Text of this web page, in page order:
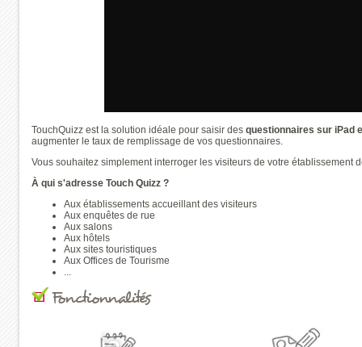
TouchQuizz est la solution idéale pour saisir des questionnaires sur iPad
augmenter le taux de remplissage de vos questionnaires.
Vous souhaitez simplement interroger les visiteurs de votre établissement
À qui s'adresse Touch Quizz ?
Aux établissements accueillant des visiteurs
Aux enquêtes de rue
Aux salons
Aux hôtels
Aux sites touristiques
Aux Offices de Tourisme
...
Fonctionnalités